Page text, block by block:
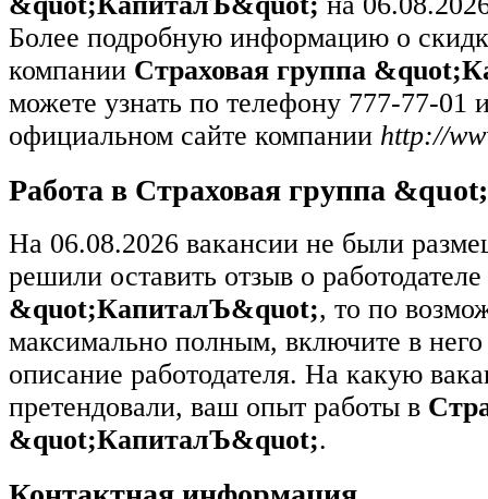
Более подробную информацию о
компании Страховая группа
можете узнать по телефону 777-77-01
официальном сайте компании http://
Работа в Страховая группа
На 06.08.2026 вакансии не были
решили оставить отзыв о работодателе
&quot;КапиталЪ&quot;, то по
максимально полным, включите в
описание работодателя. На какую
претендовали, ваш опыт работы в
&quot;КапиталЪ&quot;.